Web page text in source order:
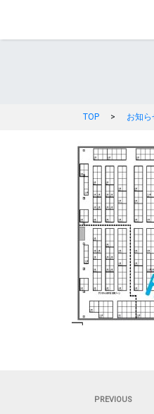
TOP > お知ら
Previous
PREVIOUS